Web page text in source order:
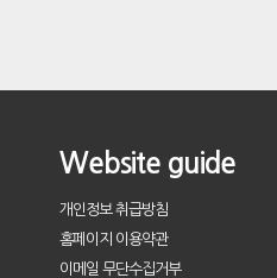
Website guide
개인정보 취급방침
홈페이지 이용약관
이메일 무단수집거부